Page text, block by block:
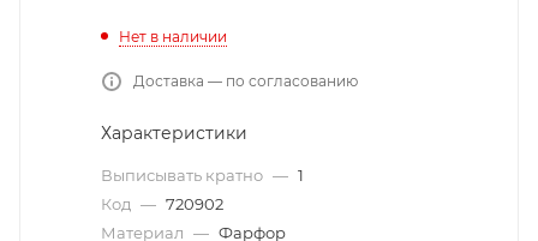
Нет в наличии
Доставка — по согласованию
Характеристики
Выписывать кратно — 1
Код — 720902
Материал — Фарфор